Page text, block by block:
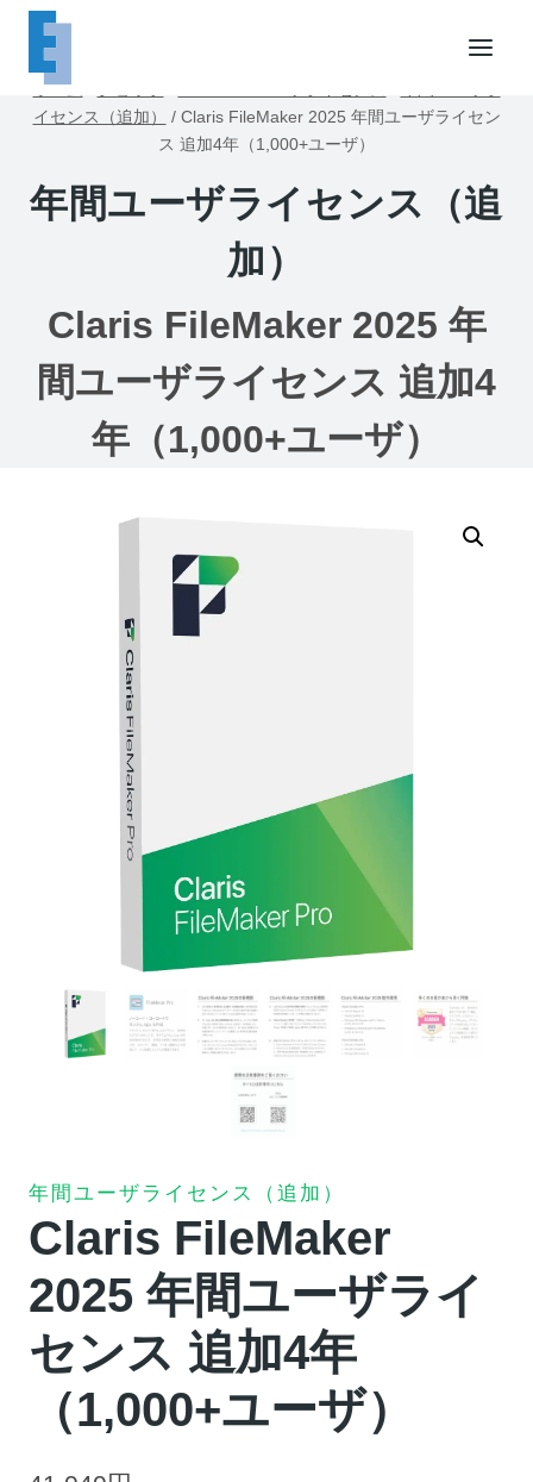
ホーム
イセンス（追加）
/ Claris FileMaker 2025 年間ユーザライセン
ス 追加4年（1,000+ユーザ）
年間ユーザライセンス（追
加）
Claris FileMaker 2025 年
間ユーザライセンス 追加4
年（1,000+ユーザ）
年間ユーザライセンス（追加）
Claris FileMaker
2025 年間ユーザライ
センス 追加4年
（1,000+ユーザ）